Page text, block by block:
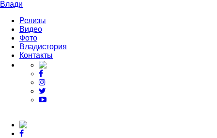
Влади
Релизы
Видео
Фото
Владистория
Контакты